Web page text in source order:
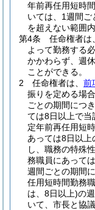
年前再任用短時
いては、1週間
を超えない範囲
第4条
任命権者は
よって勤務する
かかわらず、週
ことができる。
2
任命権者は、 前
振りを定める場
ごとの期間につ
ては8日以上で当
定年前再任用短
あっては8日以上
し、職務の特殊
務職員にあって
週間ごとの期間
任用短時間勤務
は、8日以上)の
いて、市長と協